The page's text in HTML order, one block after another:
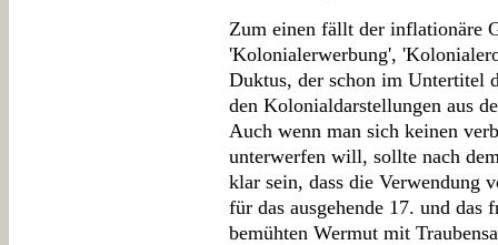
Zum einen fällt der inflationäre
'Kolonialerwerbung',
Duktus, der schon im Untertitel
den Kolonialdarstellungen aus
Auch wenn man sich keinen
unterwerfen will, sollte nach
klar sein, dass die Verwendung
für das ausgehende 17. und das
bemühten Wermut mit